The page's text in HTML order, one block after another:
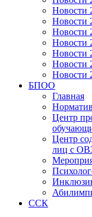
Новости
Новости
Новости
Новости
Новости
Новости
Новости
БПОО
Главная
Центр
Центр
лиц с
ССК